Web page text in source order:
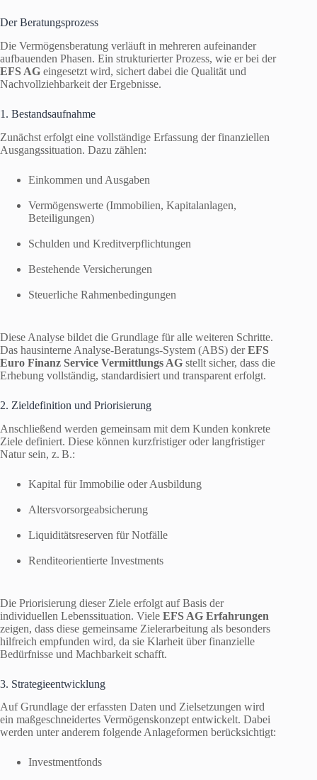
Der Beratungsprozess
Die Vermögensberatung verläuft in mehreren aufeinander
aufbauenden Phasen. Ein strukturierter Prozess, wie er bei der
EFS AG eingesetzt wird, sichert dabei die Qualität und
Nachvollziehbarkeit der Ergebnisse.
1. Bestandsaufnahme
Zunächst erfolgt eine vollständige Erfassung der finanziellen
Ausgangssituation. Dazu zählen:
Einkommen und Ausgaben
Vermögenswerte (Immobilien, Kapitalanlagen,
Beteiligungen)
Schulden und Kreditverpflichtungen
Bestehende Versicherungen
Steuerliche Rahmenbedingungen
Diese Analyse bildet die Grundlage für alle weiteren Schritte.
Das hausinterne Analyse-Beratungs-System (ABS) derEFS
Euro Finanz Service Vermittlungs AG stellt sicher, dass die
Erhebung vollständig, standardisiert und transparent erfolgt.
2. Zieldefinition und Priorisierung
Anschließend werden gemeinsam mit dem Kunden konkrete
Ziele definiert. Diese können kurzfristiger oder langfristiger
Natur sein, z. B.:
Kapital für Immobilie oder Ausbildung
Altersvorsorgeabsicherung
Liquiditätsreserven für Notfälle
Renditeorientierte Investments
Die Priorisierung dieser Ziele erfolgt auf Basis der
individuellen Lebenssituation. Viele EFS AG Erfahrungen
zeigen, dass diese gemeinsame Zielerarbeitung als besonders
hilfreich empfunden wird, da sie Klarheit über finanzielle
Bedürfnisse und Machbarkeit schafft.
3. Strategieentwicklung
Auf Grundlage der erfassten Daten und Zielsetzungen wird
ein maßgeschneidertes Vermögenskonzept entwickelt. Dabei
werden unter anderem folgende Anlageformen berücksichtigt:
Investmentfonds